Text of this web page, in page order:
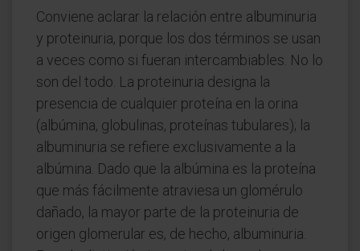
Conviene aclarar la relación entre albuminuria
y proteinuria, porque los dos términos se usan
a veces como si fueran intercambiables. No lo
son del todo. La proteinuria designa la
presencia de cualquier proteína en la orina
(albúmina, globulinas, proteínas tubulares); la
albuminuria se refiere exclusivamente a la
albúmina. Dado que la albúmina es la proteína
que más fácilmente atraviesa un glomérulo
dañado, la mayor parte de la proteinuria de
origen glomerular es, de hecho, albuminuria.